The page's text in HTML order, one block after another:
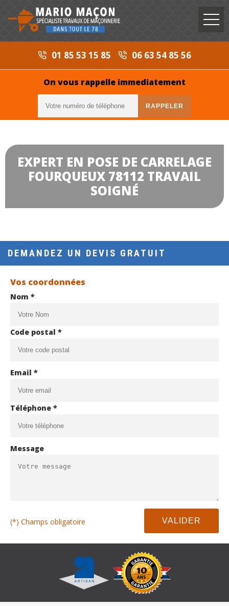
01 85 53 15 85 06 63 54 85 56
On vous rappelle immediatement
EXPERT EN POSE DE CARRELAGE
FOURQUEUX 78112 TRAVAIL
SOIGNÉ
DEMANDEZ UN DEVIS GRATUIT
Vos coordonnées
Nom *
Code postal *
Email *
Téléphone *
Message
(*) Champs obligatoire